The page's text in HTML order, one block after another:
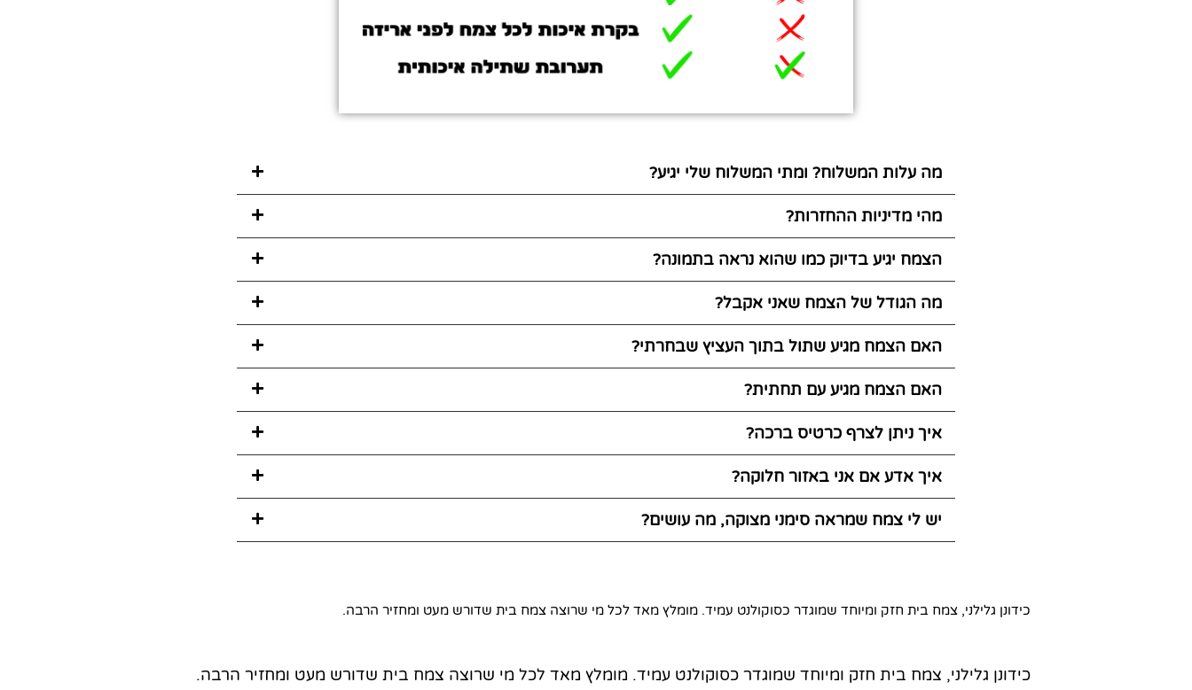
מה עלות המשלוח? ומתי המשלוח שלי יגיע?
מהי מדיניות ההחזרות?
הצמח יגיע בדיוק כמו שהוא נראה בתמונה?
מה הגודל של הצמח שאני אקבל?
האם הצמח מגיע שתול בתוך העציץ שבחרתי?
האם הצמח מגיע עם תחתית?
איך ניתן לצרף כרטיס ברכה?
איך אדע אם אני באזור חלוקה?
יש לי צמח שמראה סימני מצוקה, מה עושים?
כידונן גלילני, צמח בית חזק ומיוחד שמוגדר כסוקולנט עמיד. מומלץ מאד לכל מי שרוצה צמח בית שדורש מעט ומחזיר הרבה.
כידונן גלילני, צמח בית חזק ומיוחד שמוגדר כסוקולנט עמיד. מומלץ מאד לכל מי שרוצה צמח בית שדורש מעט ומחזיר הרבה.